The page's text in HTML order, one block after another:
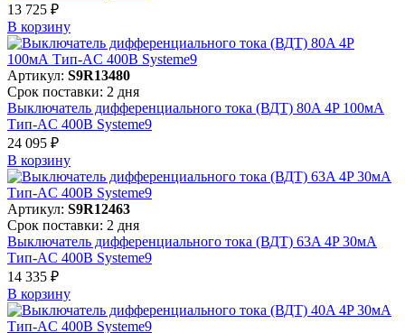
13 725 ₽
В корзинy
Артикул: S9R13480
Срок поставки: 2 дня
Выключатель дифференциального тока (ВДТ) 80A 4P 100мА
Тип-AC 400В Systeme9
24 095 ₽
В корзинy
Артикул: S9R12463
Срок поставки: 2 дня
Выключатель дифференциального тока (ВДТ) 63A 4P 30мА
Тип-AC 400В Systeme9
14 335 ₽
В корзинy